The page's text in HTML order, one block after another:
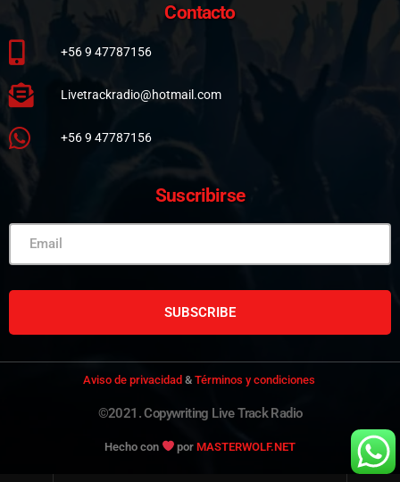
Contacto
+56 9 47787156
Livetrackradio@hotmail.com
+56 9 47787156
Suscribirse
SUBSCRIBE
Aviso de privacidad & Términos y condiciones
©2021. Copywriting Live Track Radio
Hecho con porMASTERWOLF.NET